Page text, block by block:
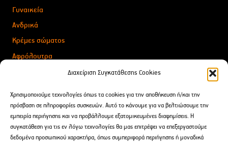
Διαχείριση Συγκατάθεσης Cookies
Χρησιμοποιούμε τεχνολογίες όπως τα cookies για την αποθήκευση ή/και την
πρόσβαση σε πληροφορίες συσκευών. Αυτό το κάνουμε για να βελτιώσουμε την
εμπειρία περιήγησης και να προβάλλουμε εξατομικευμένες διαφημίσεις. Η
συγκατάθεση για τις εν λόγω τεχνολογίες θα μας επιτρέψει να επεξεργαστούμε
δεδομένα προσωπικού χαρακτήρα, όπως συμπεριφορά περιήγησης ή μοναδικά
Γυναικεία
Ανδρικά
Κρέμες σώματος
Αφρόλουτρα
After Shave
Επικοινωνία